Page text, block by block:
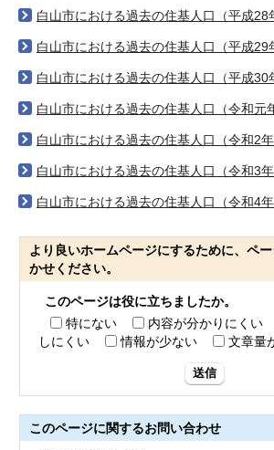
白山市における過去の住基人口（平成28
白山市における過去の住基人口（平成29
白山市における過去の住基人口（平成30
白山市における過去の住基人口（令和元
白山市における過去の住基人口（令和2年
白山市における過去の住基人口（令和3年
白山市における過去の住基人口（令和4年
より良いホームページにするために、ペ
かせください。
このページは役に立ちましたか。
特にない
内容が分かりにくい
しにくい
情報が少ない 文章量
送信
このページに関するお問い合わせ